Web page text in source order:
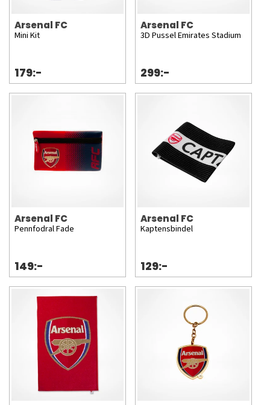
Arsenal FC
Mini Kit
179:-
Arsenal FC
3D Pussel Emirates Stadium
299:-
Arsenal FC
Pennfodral Fade
149:-
Arsenal FC
Kaptensbindel
129:-